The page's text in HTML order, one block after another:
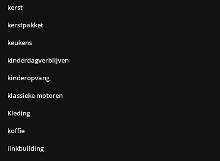
kerst
kerstpakket
keukens
kinderdagverblijven
kinderopvang
klassieke motoren
Kleding
koffie
linkbuilding